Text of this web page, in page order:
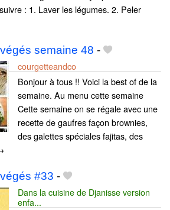
: 1. Laver les légumes. 2. Peler
semaine 48 -
courgetteandco
Bonjour à tous !! Voici la best of de la
semaine. Au menu cette semaine
Cette semaine on se régale avec une
recette de gaufres façon brownies,
des galettes spéciales fajitas, des
#33 -
Dans la cuisine de Djanisse version
enfa...